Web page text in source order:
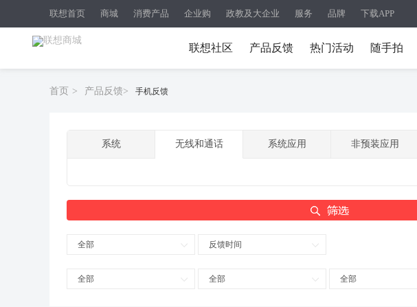
联想首页 商城 消费产品 企业购 政教及大企业 服务 品牌 下载APP
联想社区 产品反馈 热门活动 随手拍
首页 > 产品反馈> 手机反馈
系统 无线和通话 系统应用 非预装应用
全部 反馈时间
全部 全部 全部